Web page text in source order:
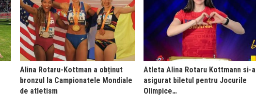
Alina Rotaru-Kottman a obținut
bronzul la Campionatele Mondiale
de atletism
Atleta Alina Rotaru Kottmann si-a
asigurat biletul pentru Jocurile
Olimpice…